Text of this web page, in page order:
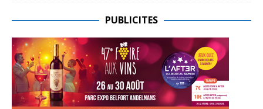
PUBLICITES